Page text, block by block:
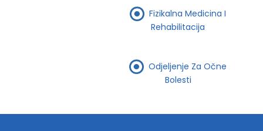
Fizikalna Medicina I
Rehabilitacija
Odjeljenje Za Očne
Bolesti